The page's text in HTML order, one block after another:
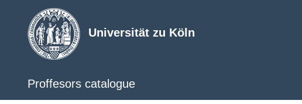
Universität zu Köln
Proffesors catalogue